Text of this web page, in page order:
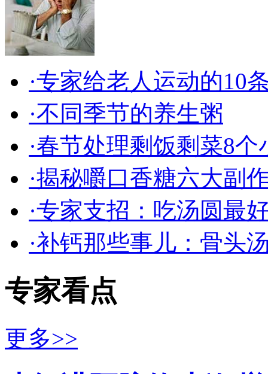
·专家给老人运动的10
·不同季节的养生粥
·春节处理剩饭剩菜8个
·揭秘嚼口香糖六大副
·专家支招：吃汤圆最
·补钙那些事儿：骨头
专家看点
更多>>